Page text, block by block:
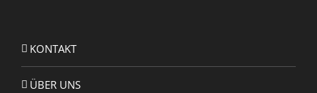
KONTAKT
ÜBER UNS